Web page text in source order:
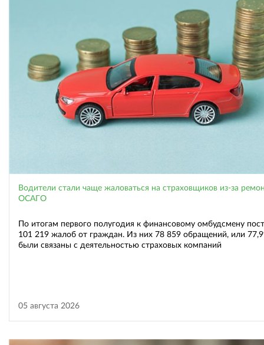
Водители стали чаще жаловаться на страховщиков из-за
ОСАГО
По итогам первого полугодия к финансовому омбудсмену
101 219 жалоб от граждан. Из них 78 859 обращений, или
были связаны с деятельностью страховых компаний
05 августа 2026